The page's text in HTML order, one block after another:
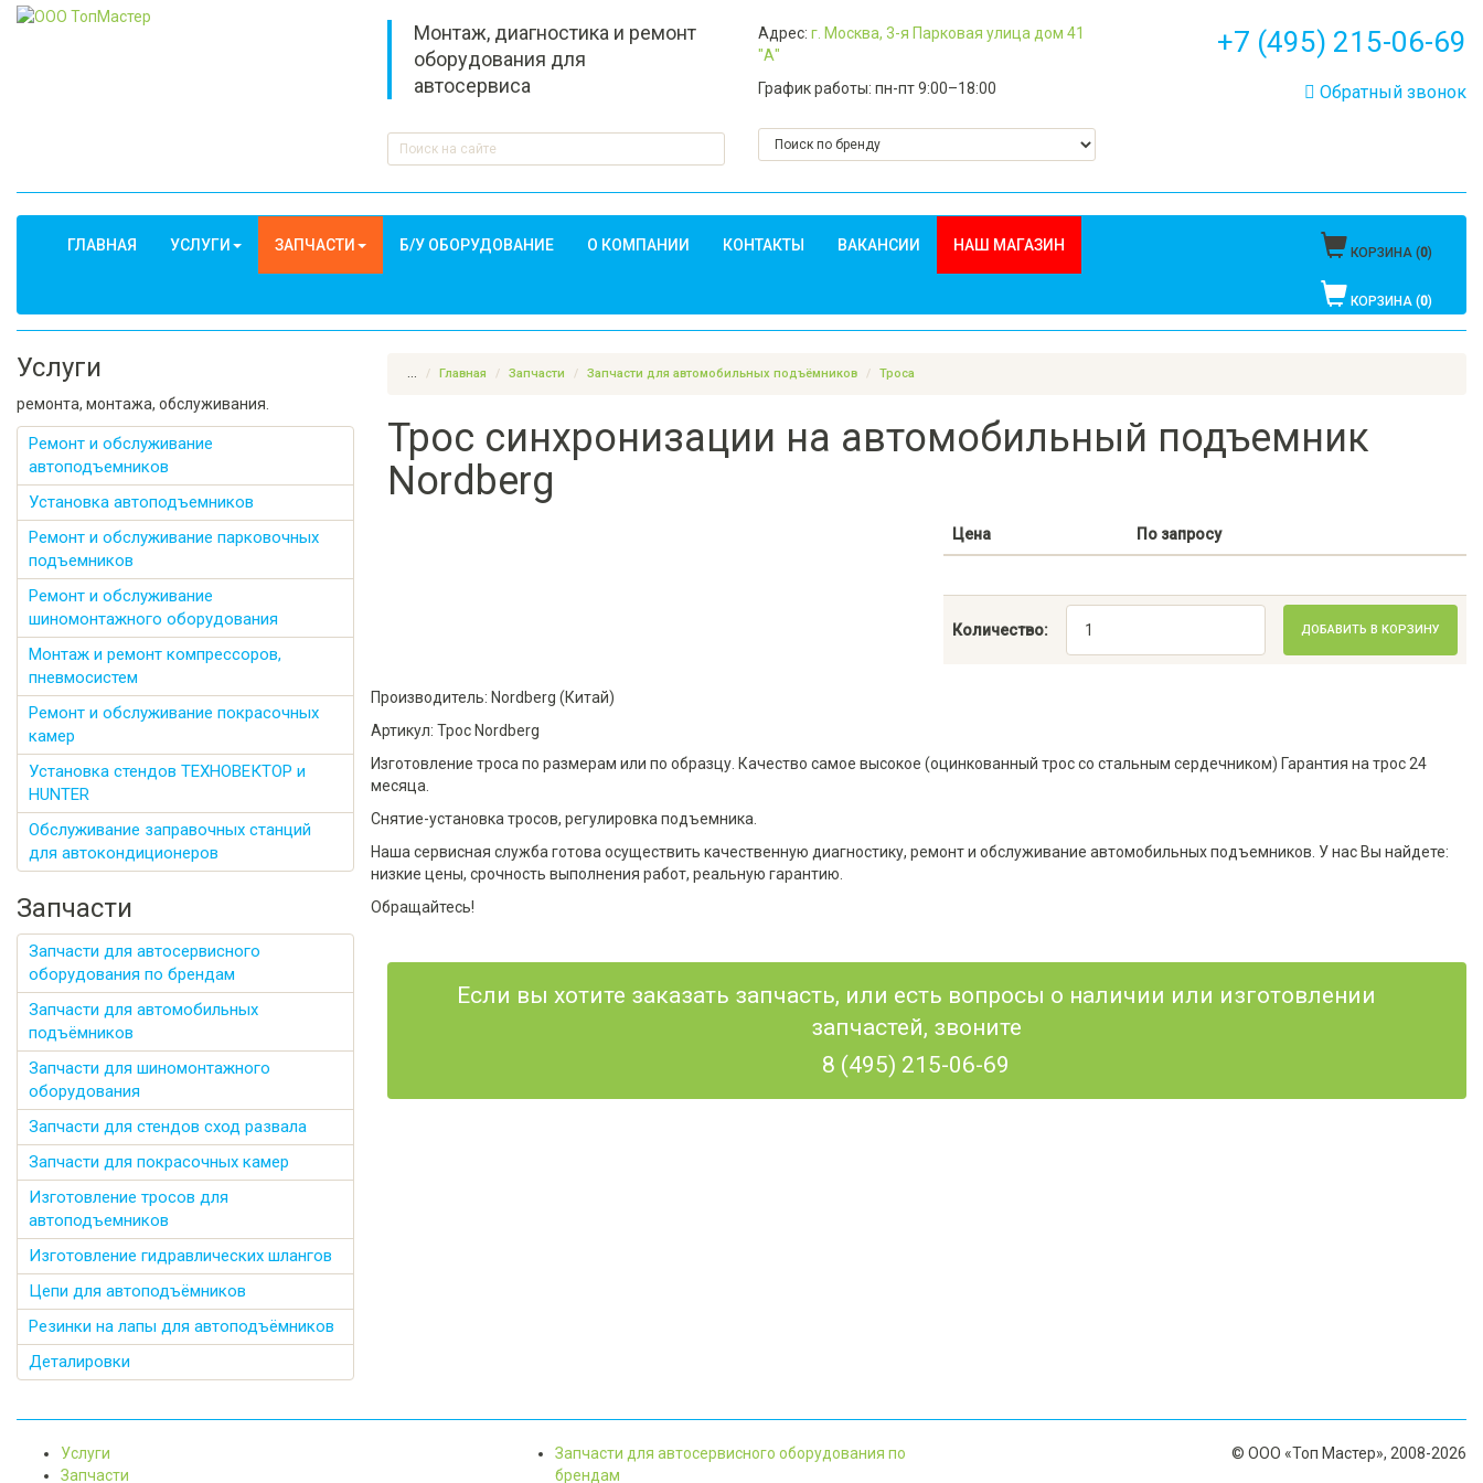
Монтаж, диагностика и ремонт
оборудования для
автосервиса
Адрес: г. Москва, 3-я Парковая улица дом 41
"А"
График работы: пн-пт 9:00–18:00
+7 (495) 215-06-69
Обратный звонок
ГЛАВНАЯ УСЛУГИ ЗАПЧАСТИ Б/У ОБОРУДОВАНИЕ О КОМПАНИИ КОНТАКТЫ ВАКАНСИИ НАШ МАГАЗИН КОРЗИНА (0)
КОРЗИНА (0)
Услуги
ремонта, монтажа, обслуживания.
Ремонт и обслуживание
автоподъемников
Установка автоподъемников
Ремонт и обслуживание парковочных
подъемников
Ремонт и обслуживание
шиномонтажного оборудования
Монтаж и ремонт компрессоров,
пневмосистем
Ремонт и обслуживание покрасочных
камер
Установка стендов ТЕХНОВЕКТОР и
HUNTER
Обслуживание заправочных станций
для автокондиционеров
Запчасти
Запчасти для автосервисного
оборудования по брендам
Запчасти для автомобильных
подъёмников
Запчасти для шиномонтажного
оборудования
Запчасти для стендов сход развала
Запчасти для покрасочных камер
Изготовление тросов для
автоподъемников
Изготовление гидравлических шлангов
Цепи для автоподъёмников
Резинки на лапы для автоподъёмников
Деталировки
... Главная Запчасти Запчасти для автомобильных подъёмников Троса
Трос синхронизации на автомобильный подъемник
Nordberg
Цена По запросу
Количество: ДОБАВИТЬ В КОРЗИНУ
Производитель: Nordberg (Китай)
Артикул: Трос Nordberg
Изготовление троса по размерам или по образцу. Качество самое высокое (оцинкованный трос со стальным сердечником) Гарантия на трос 24
месяца.
Снятие-установка тросов, регулировка подъемника.
Наша сервисная служба готова осуществить качественную диагностику, ремонт и обслуживание автомобильных подъемников. У нас Вы найдете:
низкие цены, срочность выполнения работ, реальную гарантию.
Обращайтесь!
Если вы хотите заказать запчасть, или есть вопросы о наличии или изготовлении
запчастей, звоните
8 (495) 215-06-69
Услуги
Запчасти
Запчасти для автосервисного оборудования по
брендам
© ООО «Топ Мастер», 2008-2026